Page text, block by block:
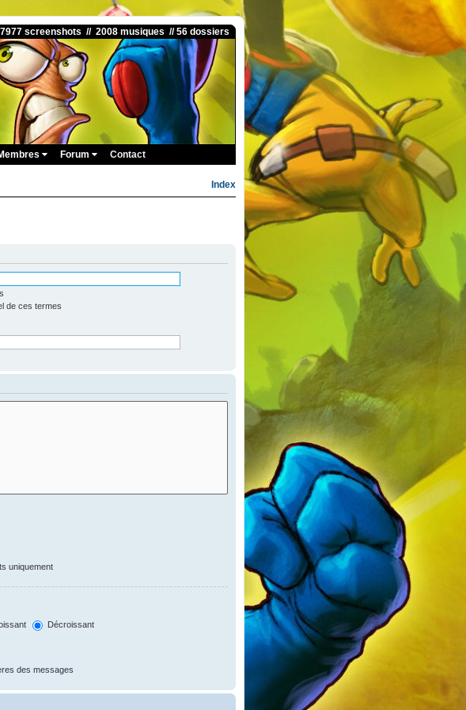
screenshots // 2008 musiques // 56 dossiers
Forum Contact
Index
de ces termes
uniquement
Décroissant
des messages